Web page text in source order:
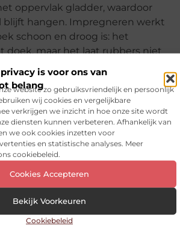
is voor ons van
belang
website zo gebruiksvriendelijk en persoonlijk
wij cookies en vergelijkbare
verkrijgen we inzicht in hoe onze site wordt
diensten kunnen verbeteren. Afhankelijk van
we ook cookies inzetten voor
en statistische analyses. Meer
cookiebeleid.
Cookies Accepteren
Bekijk Voorkeuren
Cookiebeleid
oppervlak gladder, waardoor
blijft hangen. Impregneren werkt
schoon en droog is: het
doek, maar het laat rubbers niet
en het “dicht” open naden
of merk je schuren bij de
dan de plek waar de beweging
zodat het dak weer licht en
kiezen we bewust voor een
aanpak: eerst de oorzaak
de oplossing. Als je kort deelt wat
je model en bouwjaar), is
of repareren je weer vooruit
je meer rust geeft.